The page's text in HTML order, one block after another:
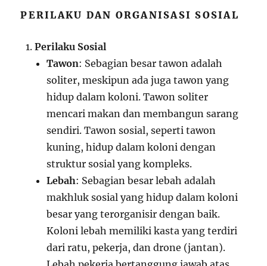
PERILAKU DAN ORGANISASI SOSIAL
Perilaku Sosial
Tawon: Sebagian besar tawon adalah
soliter, meskipun ada juga tawon yang
hidup dalam koloni. Tawon soliter
mencari makan dan membangun sarang
sendiri. Tawon sosial, seperti tawon
kuning, hidup dalam koloni dengan
struktur sosial yang kompleks.
Lebah: Sebagian besar lebah adalah
makhluk sosial yang hidup dalam koloni
besar yang terorganisir dengan baik.
Koloni lebah memiliki kasta yang terdiri
dari ratu, pekerja, dan drone (jantan).